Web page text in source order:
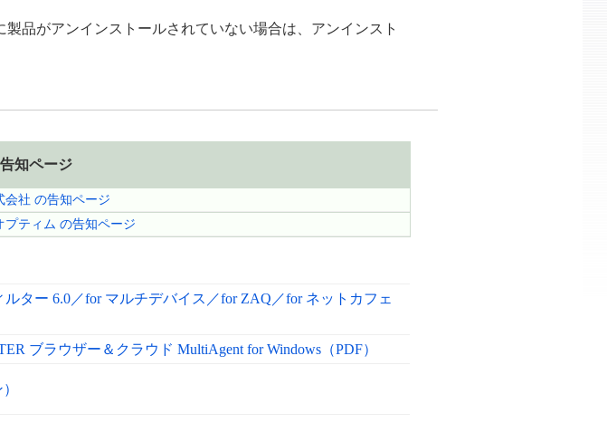
品がアンインストールされていない場合は、アンインスト
知ページ
会社 の告知ページ
プティム の告知ページ
ター 6.0／for マルチデバイス／for ZAQ／for ネットカフェ
ブラウザー＆クラウド MultiAgent for Windows（PDF）